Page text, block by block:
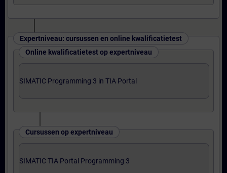
Expertniveau: cursussen en online kwalificatietest
Online kwalificatietest op expertniveau
SIMATIC Programming 3 in TIA Portal
Cursussen op expertniveau
SIMATIC TIA Portal Programming 3